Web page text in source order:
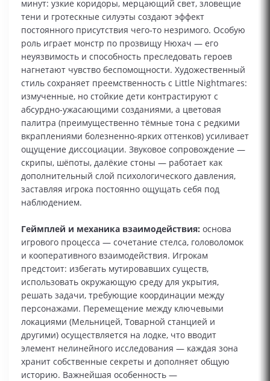
минут: узкие коридоры, мерцающий свет, зловещие
тени и гротескные силуэты создают эффект
постоянного присутствия чего‑то незримого. Особую
роль играет монстр по прозвищу Нюхач — его
неуязвимость и способность преследовать героев
нагнетают чувство беспомощности. Художественный
стиль сохраняет преемственность с Little Nightmares:
измученные, но стойкие дети контрастируют с
абсурдно-ужасающими созданиями, а цветовая
палитра (преимущественно тёмные тона с редкими
вкраплениями болезненно-ярких оттенков) усиливает
ощущение диссоциации. Звуковое сопровождение —
скрипы, шёпоты, далёкие стоны — работает как
дополнительный слой психологического давления,
заставляя игрока постоянно ощущать себя под
наблюдением.
Геймплей и механика взаимодействия: основа
игрового процесса — сочетание стелса, головоломок
и кооперативного взаимодействия. Игрокам
предстоит: избегать мутировавших существ,
использовать окружающую среду для укрытия,
решать задачи, требующие координации между
персонажами. Перемещение между ключевыми
локациями (Мельницей, Товарной станцией и
другими) осуществляется на лодке, что вводит
элемент нелинейного исследования — каждая зона
хранит собственные секреты и дополняет общую
историю. Важнейшая особенность —